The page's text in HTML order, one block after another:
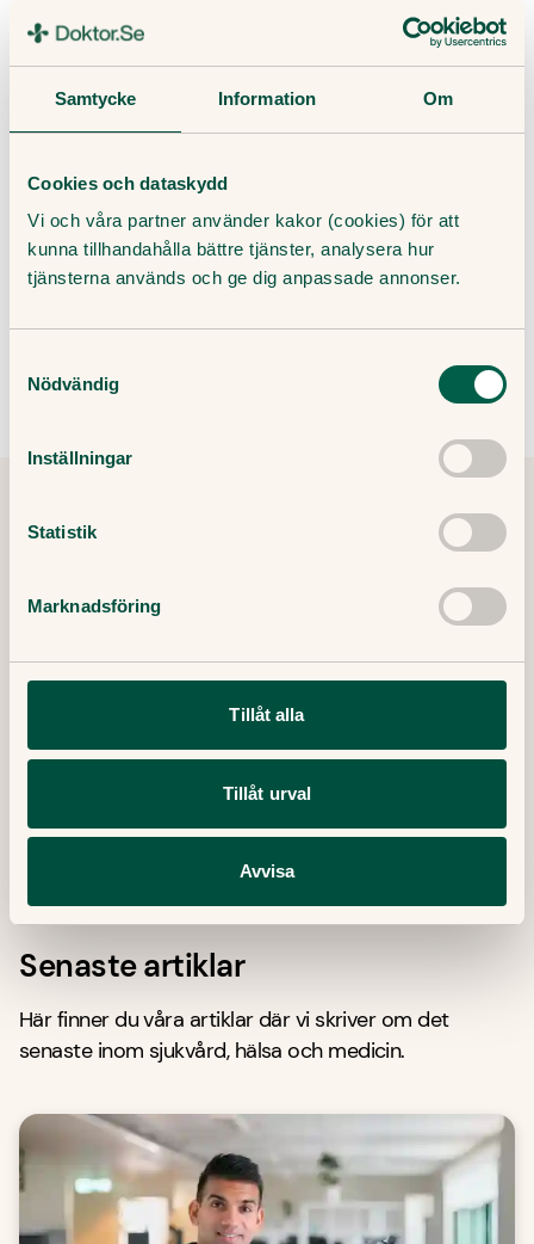
Samtycke Information Om
Cookies och dataskydd
Vi och våra partner använder kakor (cookies) för att
kunna tillhandahålla bättre tjänster, analysera hur
tjänsterna används och ge dig anpassade annonser.
Nödvändig
Inställningar
Statistik
Marknadsföring
Tillåt alla
Tillåt urval
Avvisa
Missa inte vårt nyhetsbrev!
Få hälsotips och forskningsrön – direkt i din inkorg. Allt
innehåll är skrivet av medicinjournalister, och granskat av
Genom att ange din e-post godkänner du våra villkor och
Kopiera länk
Ewa Lundborg Medicinsk redaktör
Filip Saxena Leg läkare, specialist i allmänmedicin
Publicerat datum:
Senaste artiklar
Här finner du våra artiklar där vi skriver om det
senaste inom sjukvård, hälsa och medicin.